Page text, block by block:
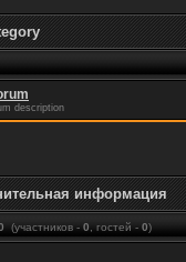
description
информация
(участников - 0 , гостей - 0)